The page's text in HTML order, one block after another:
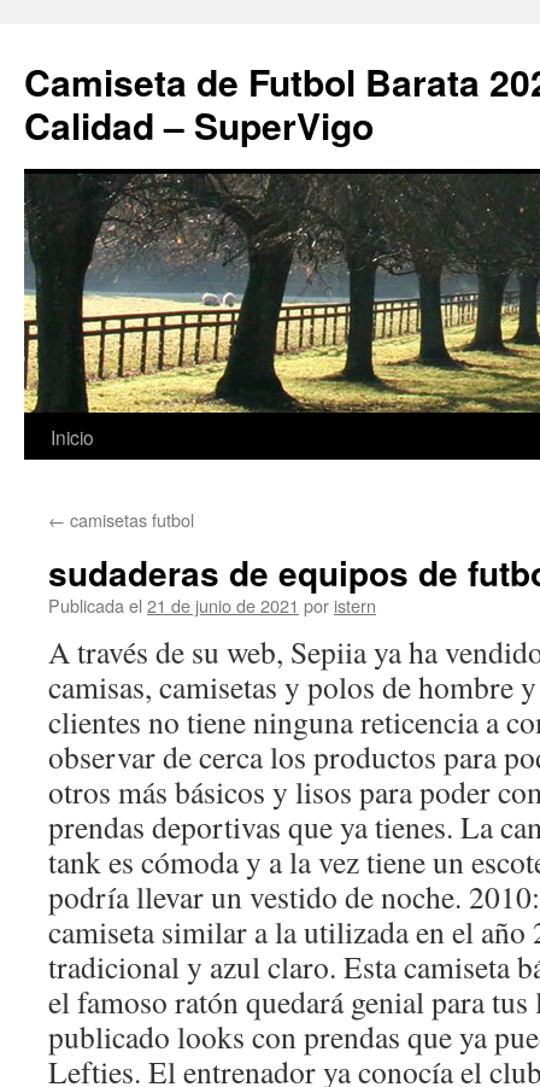
Camiseta de Futbol Barata
Calidad – SuperVigo
Saltar
contenido
Inicio
← camisetas futbol
sudaderas de equipos de
Publicada el 21 de junio de 2021 por istern
A través de su web, Sepiia ya ha
camisas, camisetas y polos de hombre
clientes no tiene ninguna reticencia a
observar de cerca los productos para
otros más básicos y lisos para poder
prendas deportivas que ya tienes. La
tank es cómoda y a la vez tiene un
podría llevar un vestido de noche.
camiseta similar a la utilizada en el
tradicional y azul claro. Esta camiseta
el famoso ratón quedará genial para
publicado looks con prendas que ya
Lefties. El entrenador ya conocía el